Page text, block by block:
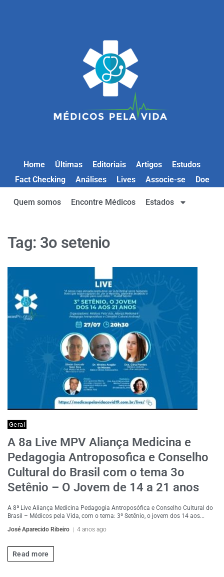
Home Últimas Editoriais Artigos
Estudos
Fact Checking
Análises Lives Associe-se Doe
Quem somos Encontre Médicos Estados
Tag: 3o setenio
Geral
A 8a Live MPV Aliança Medicina e
Pedagogia Antroposofica e Conselho
Cultural do Brasil com o tema 3o
Setênio – O Jovem de 14 a 21 anos
A 8ª Live Aliança Medicina Pedagogia Antroposófica e Conselho Cultural do
Brasil – Médicos pela Vida, com o tema: 3º Setênio, o jovem dos 14 aos...
José Aparecido Ribeiro
4 anos ago
Read more